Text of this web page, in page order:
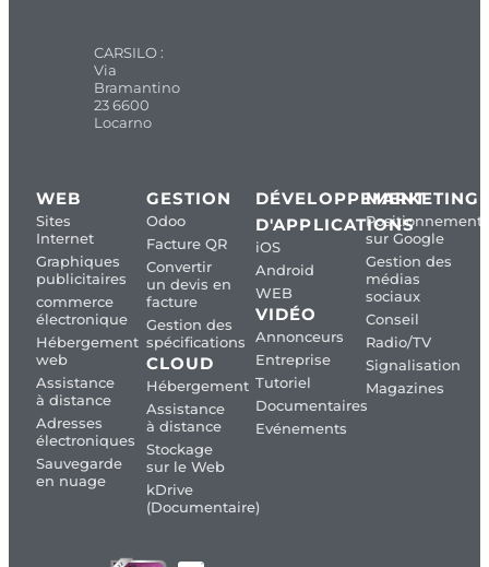
CARSILO :
Via
Bramantino
23 6600
Locarno
WEB
Sites
Internet
Graphiques
publicitaires
commerce
électronique
Hébergement
web
Assistance
à distance
Adresses
électroniques
Sauvegarde
en nuage
GESTION
Odoo
Facture QR
Convertir
un devis en
facture
Gestion des
spécifications
CLOUD
Hébergement
Assistance
à distance
Stockage
sur le Web
kDrive
(Documentaire)
DÉVELOPPEMENT
D'APPLICATIONS
iOS
Android
WEB
VIDÉO
Annonceurs
Entreprise
Tutoriel
Documentaires
Evénements
MARKETING
Positionnement
sur Google
Gestion des
médias
sociaux
Conseil
Radio/TV
Signalisation
Magazines